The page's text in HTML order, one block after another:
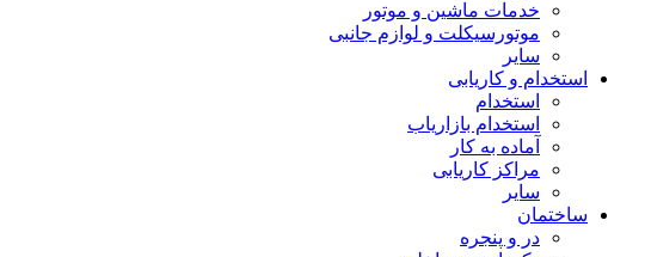
خدمات ماشین و موتور
موتورسیکلت و لوازم جانبی
سایر
استخدام و کاریابی
استخدام
استخدام بازاریاب
آماده به کار
مراکز کاریابی
سایر
ساختمان
در و پنجره